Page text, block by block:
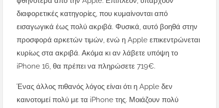
διαφορετικές κατηγορίες, που κυμαίνονται από
εισαγωγικά έως πολύ ακριβά. Φυσικά, αυτό βοηθά στην
προσφορά αρκετών τιμών, ενώ η Apple επικεντρώνεται
κυρίως στα ακριβά. Ακόμα κι αν λάβετε υπόψη το
iPhone 16, θα πρέπει να πληρώσετε 719€.
Ένας άλλος πιθανός λόγος είναι ότι η Apple δεν
καινοτομεί πολύ με τα iPhone της. Μοιάζουν πολύ